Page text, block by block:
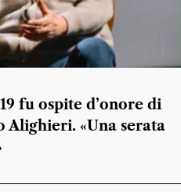
fu ospite d’onore di
«Una serata